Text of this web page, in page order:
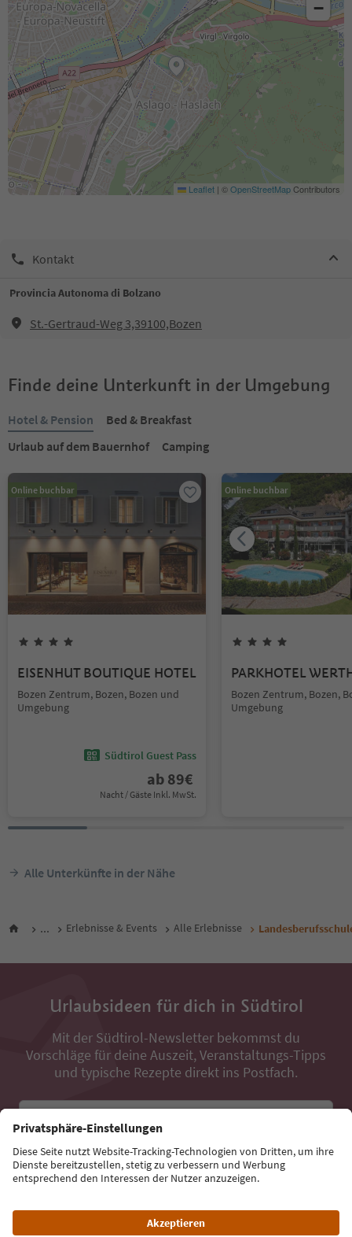
−
Leaflet | ©OpenStreetMapContributors
Kontakt
Provincia Autonoma di Bolzano
St.-Gertraud-Weg 3,39100,Bozen
Finde deine Unterkunft in der Umgebung
Hotel & Pension
Bed & Breakfast
Urlaub auf dem Bauernhof
Camping
Online buchbar
EISENHUT BOUTIQUE HOTEL
Bozen Zentrum, Bozen, Bozen und
Umgebung
Südtirol Guest Pass
ab 89€
Nacht / Gäste Inkl. MwSt.
Online buchbar
PARKHOTEL
Bozen Zentrum, Bozen,
Umgebung
Alle Unterkünfte in der Nähe
... Erlebnisse & Events Alle Erlebnisse
Urlaubsideen für dich in Südtirol
Mit der Südtirol-Newsletter bekommst du
Vorschläge für deine Auszeit, Veranstaltungs-Tipps
und typische Rezepte direkt ins Postfach.
Jetzt anmelden